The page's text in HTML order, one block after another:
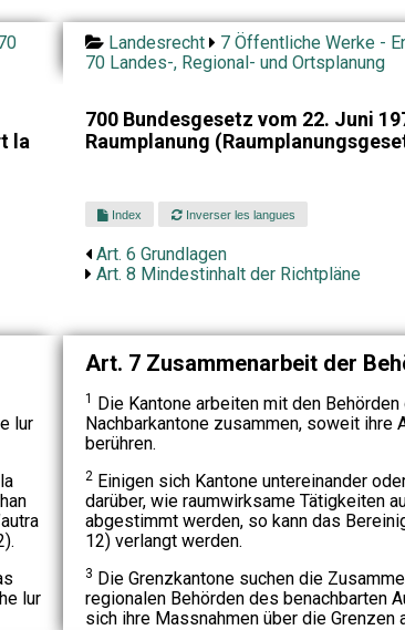
Landesrecht
7 Öffentliche Werke -
70 Landes-, Regional- und Ortsplanung
la
700 Bundesgesetz vom 22. Juni
Raumplanung
Index Inverser les langues
Art. 6 Grundlagen
Art. 8 Mindestinhalt der Richtpläne
lur
lur
Art. 7 Zusammenarbeit der
1 Die Kantone arbeiten mit den
Nachbarkantone zusammen, soweit ihre
berühren.
2Einigen sich Kantone untereinander
darüber, wie raumwirksame Tätigkeiten
abgestimmt werden, so kann das
12) verlangt werden.
3 Die Grenzkantone suchen die
regionalen Behörden des benachbarten
sich ihre Massnahmen über die Grenzen